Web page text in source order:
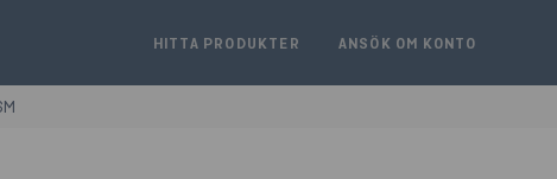
HITTA PRODUKTER ANSÖK OM KONTO